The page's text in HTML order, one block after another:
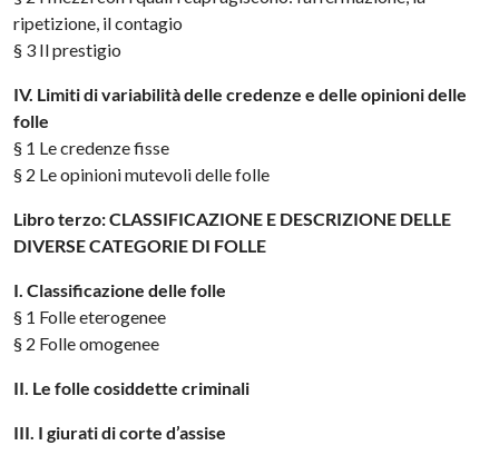
ripetizione, il contagio
§ 3 Il prestigio
IV. Limiti di variabilità delle credenze e delle opinioni delle
folle
§ 1 Le credenze fisse
§ 2 Le opinioni mutevoli delle folle
Libro terzo: CLASSIFICAZIONE E DESCRIZIONE DELLE
DIVERSE CATEGORIE DI FOLLE
I. Classificazione delle folle
§ 1 Folle eterogenee
§ 2 Folle omogenee
II. Le folle cosiddette criminali
III. I giurati di corte d’assise